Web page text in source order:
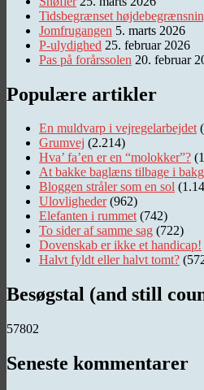
Tidsbegrænset
Jomfrugangen 5. marts 2026
P-ulydighed 25. februar 2026
Pas på forårssolen 20. februar
Populære artikler
En muldvarp i vejregelarbejdet
Grumvej (2.214)
Hva’ fa’en er en “molokker”?
At bakke baglæns tilbage i
Bloggen stråler som en sol
Ulovligheder (962)
Elefanten i rummet (742)
To sider af samme sag (722)
Dovenskab er ikke et handicap!
Halvt fyldt eller halvt tomt?
Besøgstal (and still
57802
Seneste kommentarer